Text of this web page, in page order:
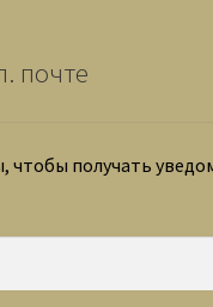
почте
чтобы получать